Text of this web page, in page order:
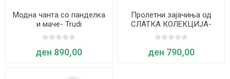
Модна чанта со панделка
и маче- Trudi
ден 890,00
Пролетни зајачиња од
СЛАТКА КОЛЕКЦИЈА-
Trudi
ден 790,00